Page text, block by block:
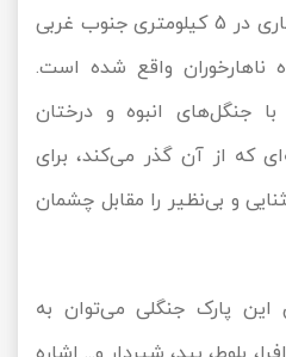
کشور به مساحتی 185 هکتاری در 5 کیلومتری جنوب غربی
واقع شده است.
جنگل‌های انبوه و درختان
که از آن گذر می‌کند، برای
و بی‌نظیر را مقابل چشمان
پارک جنگلی می‌توان به